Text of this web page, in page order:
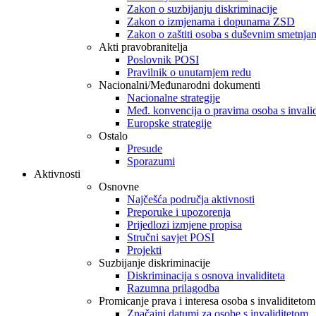
Zakon o suzbijanju diskriminacije
Zakon o izmjenama i dopunama ZSD
Zakon o zaštiti osoba s duševnim
Akti pravobranitelja
Poslovnik POSI
Pravilnik o unutarnjem redu
Nacionalni/Međunarodni dokumenti
Nacionalne strategije
Međ. konvencija o pravima osoba s
Europske strategije
Ostalo
Presude
Sporazumi
Aktivnosti
Osnovne
Najčešća područja aktivnosti
Preporuke i upozorenja
Prijedlozi izmjene propisa
Stručni savjet POSI
Projekti
Suzbijanje diskriminacije
Diskriminacija s osnova invaliditeta
Razumna prilagodba
Promicanje prava i interesa osoba s invaliditetom
Značajni datumi za osobe s invaliditetom